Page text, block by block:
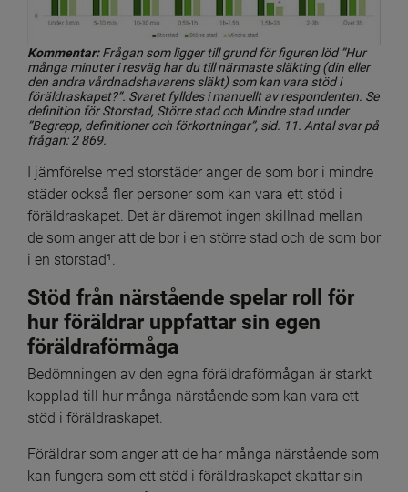
Kommentar: Frågan som ligger till grund för figuren löd ”Hur
många minuter i resväg har du till närmaste släkting (din eller
den andra vårdnadshavarens släkt) som kan vara stöd i
föräldraskapet?”. Svaret fylldes i manuellt av respondenten. Se
definition för Storstad, Större stad och Mindre stad under
”Begrepp, definitioner och förkortningar”, sid. 11. Antal svar på
frågan: 2 869.
I jämförelse med storstäder anger de som bor i mindre
städer också fler personer som kan vara ett stöd i
föräldraskapet. Det är däremot ingen skillnad mellan
de som anger att de bor i en större stad och de som bor
i en storstad¹.
Stöd från närstående spelar roll för
hur föräldrar uppfattar sin egen
föräldraförmåga
Bedömningen av den egna föräldraförmågan är starkt
kopplad till hur många närstående som kan vara ett
stöd i föräldraskapet.
Föräldrar som anger att de har många närstående som
kan fungera som ett stöd i föräldraskapet skattar sin